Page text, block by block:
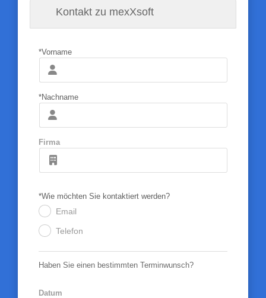
Kontakt zu mexXsoft
*Vorname
*Nachname
Firma
*Wie möchten Sie kontaktiert werden?
Email
Telefon
Haben Sie einen bestimmten Terminwunsch?
Datum